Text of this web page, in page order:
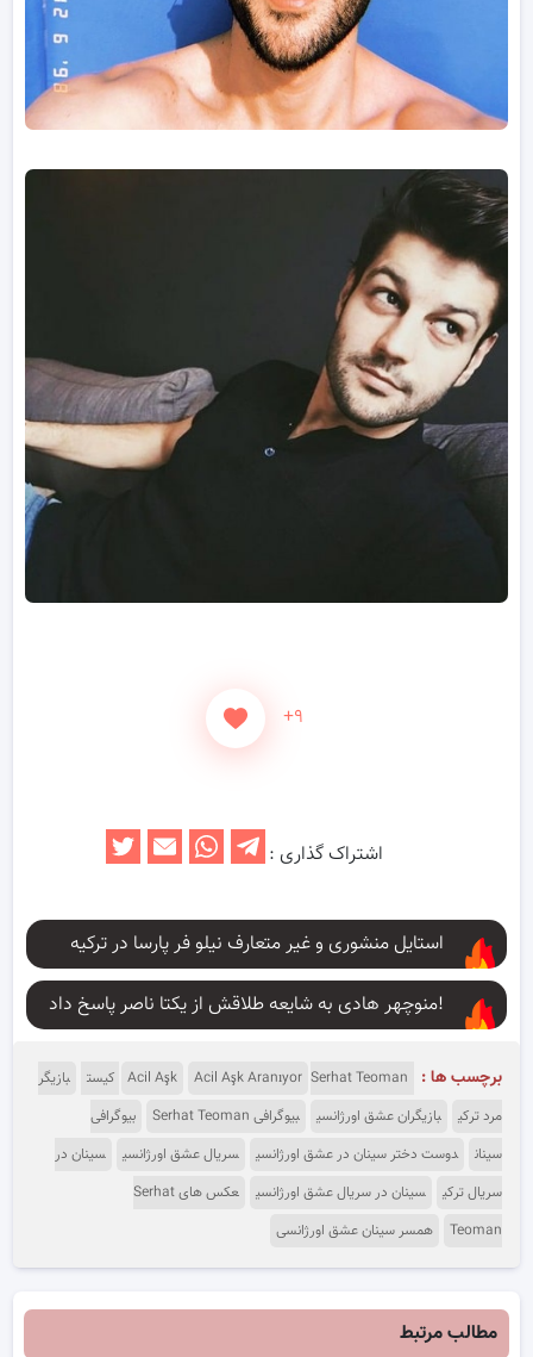
+۹
اشتراک گذاری :
استایل منشوری و غیر متعارف نیلو فر پارسا در ترکیه
منوچهر هادی به شایعه طلاقش از یکتا ناصر پاسخ داد!
برچسب ها : Acil Aşk Acil Aşk Aranıyor Serhat Teoman کیست
بازیگر
مرد ترکی
بازیگران عشق اورژانسی بیوگرافی Serhat Teoman
بیوگرافی
سینان
دوست دختر سینان در عشق اورژانسی سریال عشق اورژانسی
سینان در
سریال ترکی
سینان در سریال عشق اورژانسی
عکس های Serhat
Teoman
همسر سینان عشق اورژانسی
مطالب مرتبط